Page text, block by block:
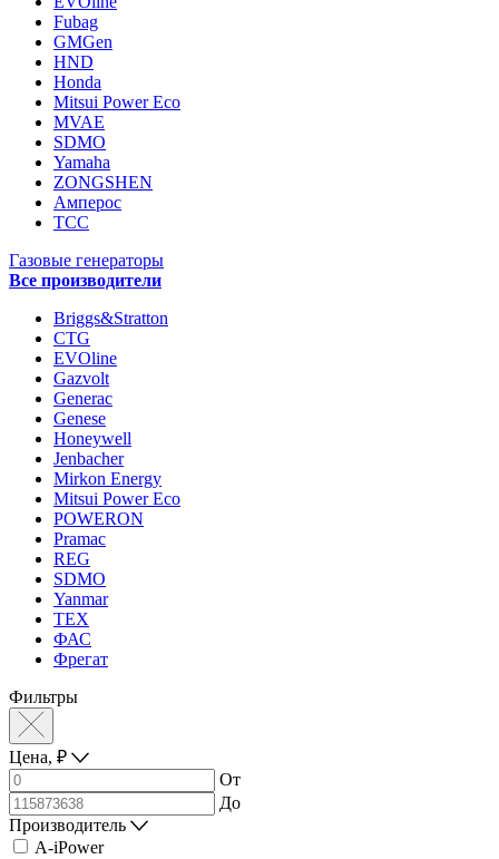
Fubag
GMGen
HND
Honda
Mitsui Power Eco
MVAE
SDMO
Yamaha
ZONGSHEN
Амперос
ТСС
Газовые генераторы
Все производители
Briggs&Stratton
CTG
EVOline
Gazvolt
Generac
Genese
Honeywell
Jenbacher
Mirkon Energy
Mitsui Power Eco
POWERON
Pramac
REG
SDMO
Yanmar
ТЕХ
ФАС
Фрегат
Фильтры
Цена, ₽
От
До
Производитель
A-iPower